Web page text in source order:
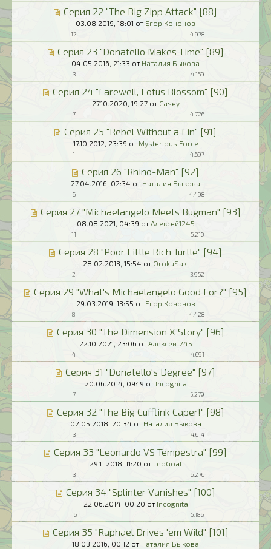
Серия 22 "The Big Zipp Attack" [88]
03.08.2019, 18:01 от Егор Кононов
12 4.978
Серия 23 "Donatello Makes Time" [89]
04.05.2016, 21:33 от Наталия Быкова
3 4.159
Серия 24 "Farewell, Lotus Blossom" [90]
27.10.2020, 19:27от Casey
7 4.726
Серия 25 "Rebel Without a Fin" [91]
17.10.2012, 23:39 от Mysterious Force
1 4.697
Серия 26 "Rhino-Man" [92]
27.04.2016, 02:34 от Наталия Быкова
6 4.498
Серия 27 "Michaelangelo Meets Bugman" [93]
08.08.2021, 04:39 от Алексей1245
11 5.210
Серия 28 "Poor Little Rich Turtle" [94]
28.02.2013, 15:54 от OrokuSaki
2 3.952
Серия 29 "What's Michaelangelo Good For?" [95]
29.03.2019, 13:55 от Егор Кононов
8 4.428
Серия 30 "The Dimension X Story" [96]
22.10.2021, 23:06 от Алексей1245
4 4.691
Серия 31 "Donatello's Degree" [97]
20.06.2014, 09:19 от Incognita
7 5.279
Серия 32 "The Big Cufflink Caper!" [98]
02.05.2018, 20:34 от Наталия Быкова
3 4.614
Серия 33 "Leonardo VS Tempestra" [99]
29.11.2018, 11:20 от LeoGoal
3 6.276
Серия 34 "Splinter Vanishes" [100]
22.06.2014, 00:20 от Incognita
16 5.186
Серия 35 "Raphael Drives 'em Wild" [101]
18.03.2016, 00:12 от Наталия Быкова